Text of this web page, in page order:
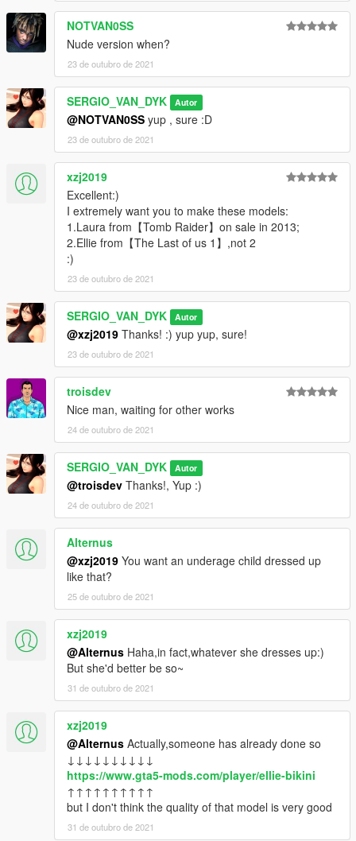
GTA IV MODS Blog:
https://sergiovandykmodsgtaiv.blogspot.com/
GTA SA MODS Blog:
https://sergiovandyk.blogspot.com/
NOTVAN0SS
Nude version when?
23 de outubro de 2021
SERGIO_VAN_DYK Autor
@NOTVAN0SS yup , sure :D
23 de outubro de 2021
xzj2019
Excellent:)
I extremely want you to make these models:
1.Laura from【Tomb Raider】on sale in 2013;
2.Ellie from【The Last of us 1】,not 2
:)
23 de outubro de 2021
SERGIO_VAN_DYK Autor
@xzj2019 Thanks! :) yup yup, sure!
23 de outubro de 2021
troisdev
Nice man, waiting for other works
24 de outubro de 2021
SERGIO_VAN_DYK Autor
@troisdev Thanks!, Yup :)
24 de outubro de 2021
Alternus
@xzj2019 You want an underage child dressed up
like that?
25 de outubro de 2021
xzj2019
@Alternus Haha,in fact,whatever she dresses up:)
But she'd better be so~
31 de outubro de 2021
xzj2019
@Alternus Actually,someone has already done so
↓↓↓↓↓↓↓↓↓↓
https://www.gta5-mods.com/player/ellie-bikini
↑↑↑↑↑↑↑↑↑↑
but I don't think the quality of that model is very good
31 de outubro de 2021